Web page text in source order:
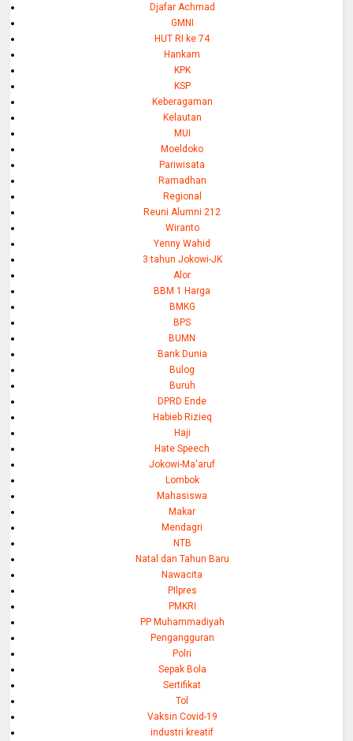
Djafar Achmad
GMNI
HUT RI ke 74
Hankam
KPK
KSP
Keberagaman
Kelautan
MUI
Moeldoko
Pariwisata
Ramadhan
Regional
Reuni Alumni 212
Wiranto
Yenny Wahid
3 tahun Jokowi-JK
Alor
BBM 1 Harga
BMKG
BPS
BUMN
Bank Dunia
Bulog
Buruh
DPRD Ende
Habieb Rizieq
Haji
Hate Speech
Jokowi-Ma'aruf
Lombok
Mahasiswa
Makar
Mendagri
NTB
Natal dan Tahun Baru
Nawacita
PIlpres
PMKRI
PP Muhammadiyah
Pengangguran
Polri
Sepak Bola
Sertifikat
Tol
Vaksin Covid-19
industri kreatif